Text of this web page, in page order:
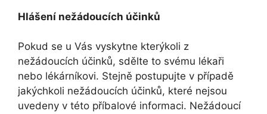
Hlášení nežádoucích účinků
Pokud se u Vás vyskytne kterýkoli z
nežádoucích účinků, sdělte to svému lékaři
nebo lékárníkovi. Stejně postupujte v případě
jakýchkoli nežádoucích účinků, které nejsou
uvedeny v této příbalové informaci. Nežádoucí